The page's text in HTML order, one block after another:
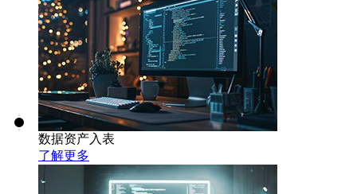
数据资产入表
了解更多